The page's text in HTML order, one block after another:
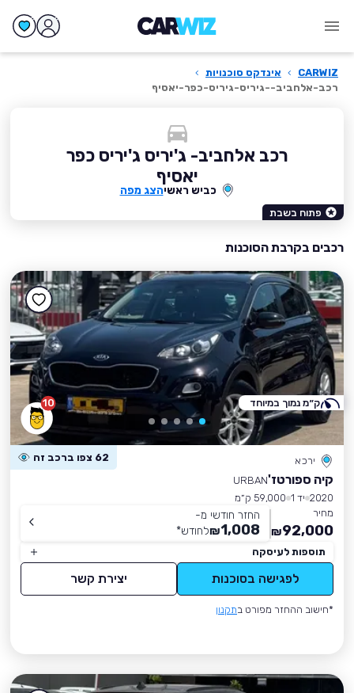
CARWIZ
› אינדקס סוכנויות ›
רכב-אלחביב--גיריס-גיריס-כפר-יאסיף
רכב אלחביב- ג'יריס ג'יריס כפר
יאסיף
כביש ראשיהצג מפה
פתוח בשבת
רכבים בקרבת הסוכנות
10
ירכא 62 צפו ברכב זה
קיה ספורטז'URBAN
2020 יד 1
59,000 ק״מ
מחיר
92,000
₪
החזר חודשי מ-
1,008
₪לחודש*
תוספות לעיסקה
לפגישה בסוכנות יצירת קשר
*חישוב ההחזר מפורט בתקנון
ק״מ נמוך במיוחד